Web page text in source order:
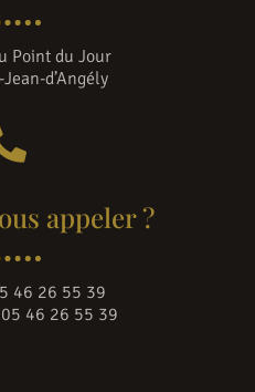
Point du Jour
d’Angély
appeler ?
46 26 55 39
05 46 26 55 39